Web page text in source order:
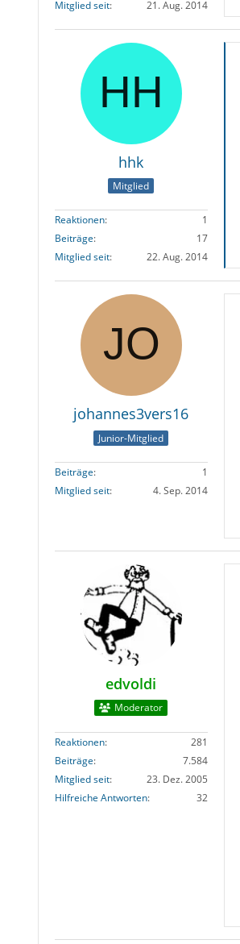
Mitglied seit
21. Aug. 2014
hhk
Mitglied
Reaktionen
1
Beiträge
17
Mitglied seit
22. Aug. 2014
johannes3vers16
Junior-Mitglied
Beiträge
1
Mitglied seit
4. Sep. 2014
edvoldi
Moderator
Reaktionen
281
Beiträge
7.584
Mitglied seit
23. Dez. 2005
Hilfreiche Antworten
32